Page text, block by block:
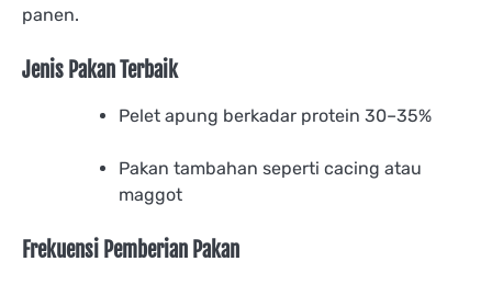
panen.
Jenis Pakan Terbaik
Pelet apung berkadar protein 30–35%
Pakan tambahan seperti cacing atau
maggot
Frekuensi Pemberian Pakan